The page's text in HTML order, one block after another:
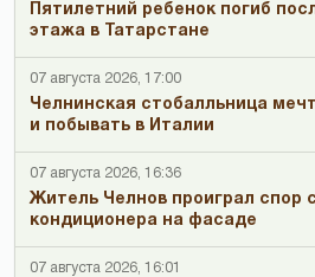
Пятилетний ребенок погиб
этажа в Татарстане
07 августа 2026, 17:00
Челнинская стобалльница
и побывать в Италии
07 августа 2026, 16:36
Житель Челнов проиграл спор
кондиционера на фасаде
07 августа 2026, 16:01